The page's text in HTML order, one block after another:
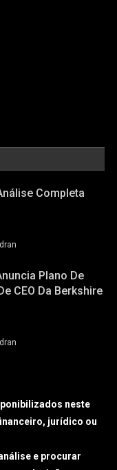
Completa
Plano De
CEO Da Berkshire
neste
jurídico ou
e procurar